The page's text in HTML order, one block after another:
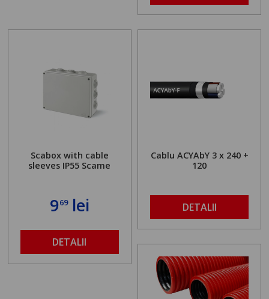
Scabox with cable
sleeves IP55 Scame
969lei
DETALII
Cablu ACYAbY 3 x 240 +
120
DETALII